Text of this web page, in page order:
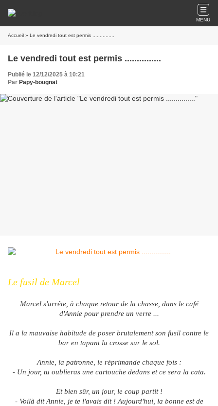
MENU
Accueil » Le vendredi tout est permis ...............
Le vendredi tout est permis ...............
Publié le 12/12/2025 à 10:21
Par Papy-bougnat
Le fusil de Marcel
Marcel s'arrête, à chaque retour de la chasse, dans le café
d'Annie pour prendre un verre ...
Il a la mauvaise habitude de poser brutalement son fusil contre le
bar en tapant la crosse sur le sol.
Annie, la patronne, le réprimande chaque fois :
- Un jour, tu oublieras une cartouche dedans et ce sera la cata.
Et bien sûr, un jour, le coup partit !
- Voilà dit Annie, je te l'avais dit ! Aujourd'hui, la bonne est de